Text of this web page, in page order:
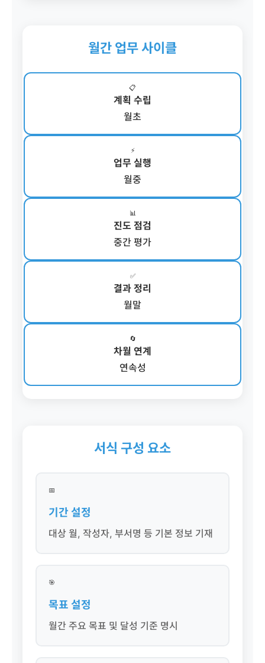
월간 업무 사이클
📋
계획 수립
월초
⚡
업무 실행
월중
📊
진도 점검
중간 평가
✅
결과 정리
월말
🔄
차월 연계
연속성
서식 구성 요소
📅
기간 설정
대상 월, 작성자, 부서명 등 기본 정보 기재
🎯
목표 설정
월간 주요 목표 및 달성 기준 명시